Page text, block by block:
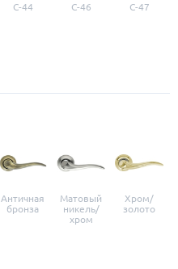
С-44 С-46 С-47
Античная
бронза
Матовый
никель/
хром
Хром/
золото